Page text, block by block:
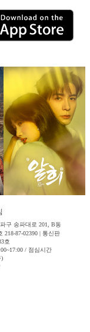
구 송파대로 201, B동
218-87-02390 | 통신판
호
/ 점심시간
)